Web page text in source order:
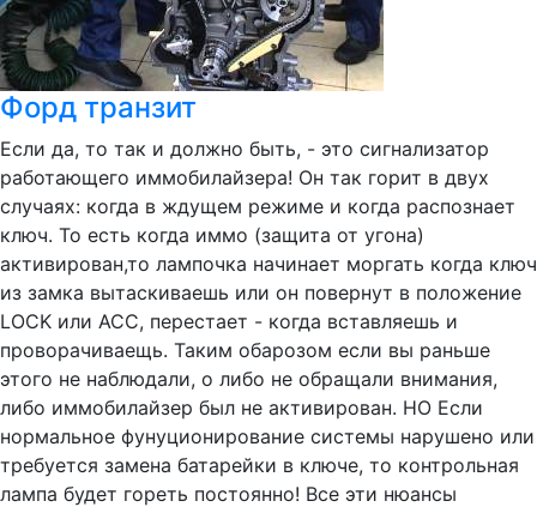
Форд транзит
Если да, то так и должно быть, - это сигнализатор
работающего иммобилайзера! Он так горит в двух
случаях: когда в ждущем режиме и когда распознает
ключ. То есть когда иммо (защита от угона)
активирован,то лампочка начинает моргать когда ключ
из замка вытаскиваешь или он повернут в положение
LOCK или ACC, перестает - когда вставляешь и
проворачиваещь. Таким обарозом если вы раньше
этого не наблюдали, о либо не обращали внимания,
либо иммобилайзер был не активирован. НО Если
нормальное фунуционирование системы нарушено или
требуется замена батарейки в ключе, то контрольная
лампа будет гореть постоянно! Все эти нюансы